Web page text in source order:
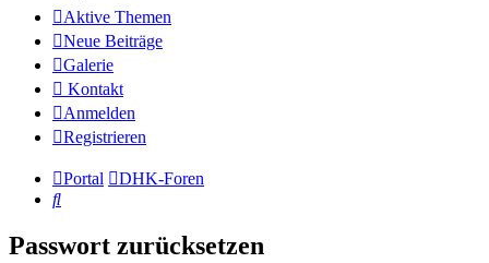
Aktive Themen
Neue Beiträge
Galerie
Kontakt
Anmelden
Registrieren
Portal
DHK-Foren
Suche
Passwort zurücksetzen